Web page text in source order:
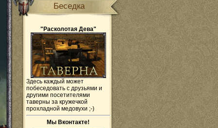
Беседка
"Расколотая Дева"
Здесь каждый может
побеседовать с друзьями и
другими посетителями
таверны за кружечкой
прохладной медовухи ;-)
Мы Вконтакте!